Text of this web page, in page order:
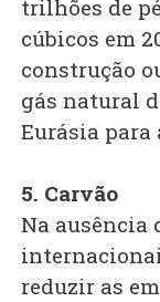
trilhões de
cúbicos em
construção
gás natural
Eurásia para
5. Carvão
Na ausência
reduzir as